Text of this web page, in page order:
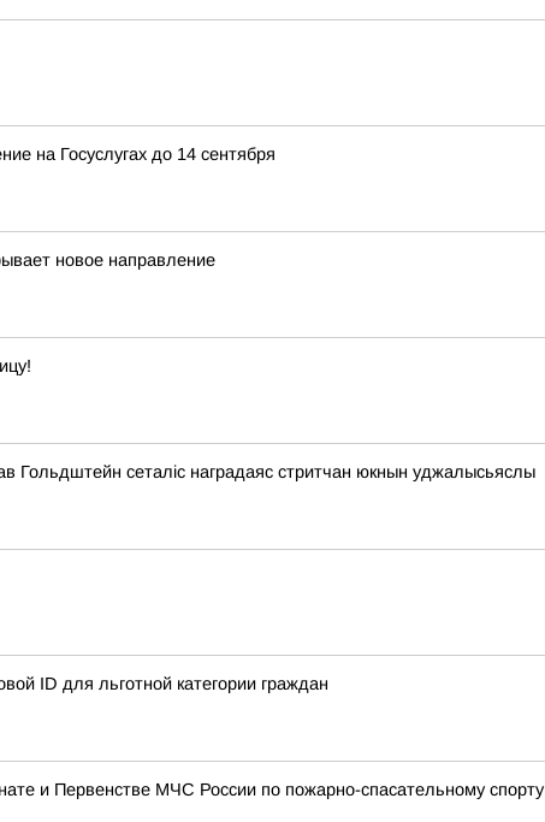
на Госуслугах до 14 сентября
новое направление
Гольдштейн сеталіс наградаяс стритчан юкнын уджалысьяслы
ID для льготной категории граждан
и Первенстве МЧС России по пожарно-спасательному спорту